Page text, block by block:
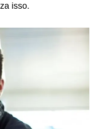
isso.